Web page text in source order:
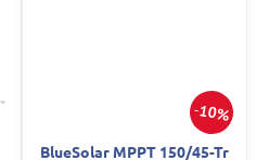
10%
BlueSolar MPPT 150/45-Tr